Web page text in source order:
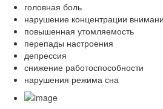
головная боль
нарушение концентрации
повышенная утомляемость
перепады настроения
депрессия
снижение работоспособности
нарушения режима сна